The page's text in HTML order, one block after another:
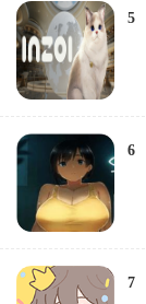
5
6
7